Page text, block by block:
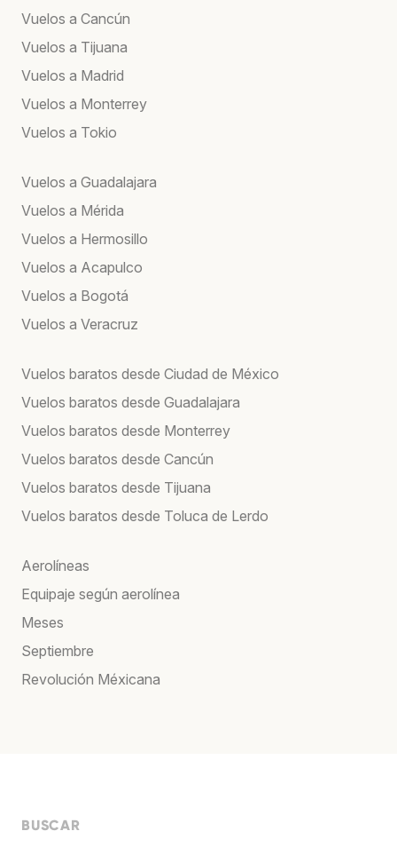
Vuelos a Cancún
Vuelos a Tijuana
Vuelos a Madrid
Vuelos a Monterrey
Vuelos a Tokio
Vuelos a Guadalajara
Vuelos a Mérida
Vuelos a Hermosillo
Vuelos a Acapulco
Vuelos a Bogotá
Vuelos a Veracruz
Vuelos baratos desde Ciudad de México
Vuelos baratos desde Guadalajara
Vuelos baratos desde Monterrey
Vuelos baratos desde Cancún
Vuelos baratos desde Tijuana
Vuelos baratos desde Toluca de Lerdo
Aerolíneas
Equipaje según aerolínea
Meses
Septiembre
Revolución Méxicana
BUSCAR